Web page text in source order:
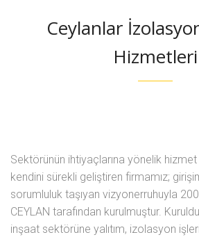
Ceylanlar
Hizmetleri
Sektörünün ihtiyaçlarına yönelik
kendini sürekli geliştiren firmamız;
sorumluluk taşıyan vizyonerruhuyla
CEYLAN tarafından kurulmuştur.
inşaat sektörüne yalıtım, izolasyon